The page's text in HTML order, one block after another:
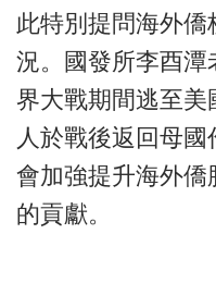
此特別提問海外
況。國發所李酉潭
界大戰期間逃至美
人於戰後返回母
會加強提升海外僑
的貢獻。